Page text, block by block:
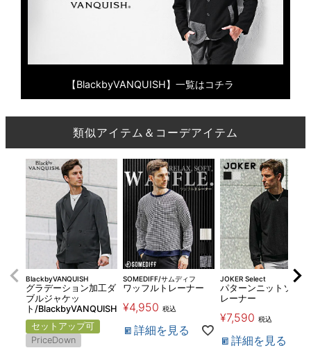
【BlackbyVANQUISH】一覧はコチラ
類似アイテム＆コーデアイテム
BlackbyVANQUISH
グラデーション加工ダ
ブルジャケッ
ト/BlackbyVANQUISH
セットアップ可
PriceDown
SOMEDIFF/サムディフ
ワッフルトレーナー
¥4,950 税込
詳細を見る
JOKER Select
パターンニットソート
レーナー
¥7,590 税込
詳細を見る